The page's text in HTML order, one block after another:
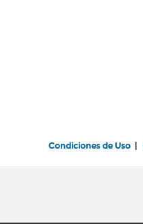
Condiciones de Uso